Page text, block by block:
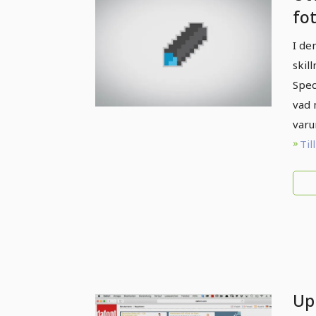
I
vad